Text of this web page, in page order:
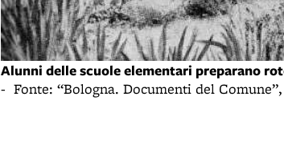
Alunni delle scuole elementari preparano
- Fonte: “Bologna. Documenti del